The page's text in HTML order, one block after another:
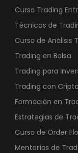
Curso Trading
Técnicas de
Curso de Análisis
Trading en Bolsa
Trading para
Trading con
Formación en
Estrategias de
Curso de Order
Mentorías de